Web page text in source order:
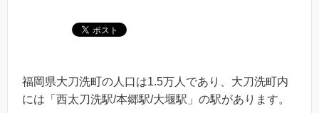
福岡県大刀洗町の人口は1.5万人であり、大刀洗町内
には「西太刀洗駅/本郷駅/大堰駅」の駅があります。